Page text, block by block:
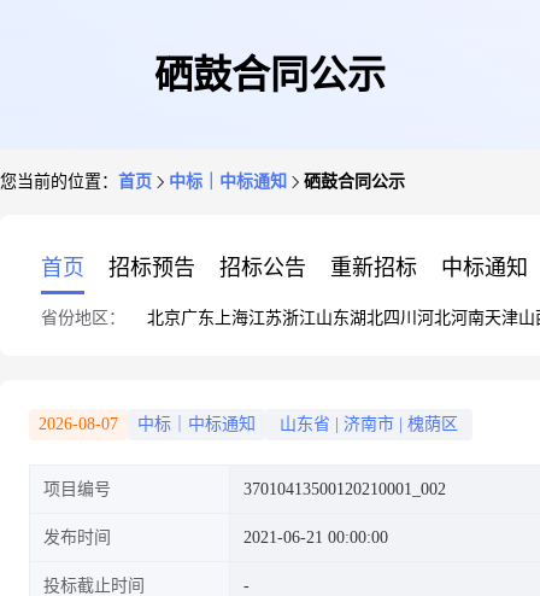
硒鼓合同公示
您当前的位置： 首页 中标｜中标通知 硒鼓合同公示
首页 招标预告 招标公告 重新招标 中标通知
省份地区： 北京广东 上海江苏浙江山东湖北四川 河北河南天津山
2026-08-07 中标｜中标通知 山东省 济南市 槐荫区
项目编号 37010413500120210001_002
发布时间 2021-06-21 00:00:00
投标截止时间